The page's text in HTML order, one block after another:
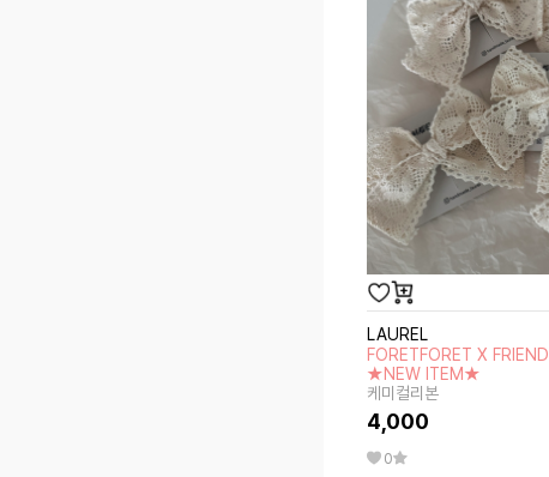
LAUREL
FORETFORET X FRIEND
★NEW ITEM★
케미컬리본
4,000
0